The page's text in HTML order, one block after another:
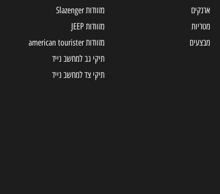
ארנקים
מטריות
מבצעים
מזוודות Slazenger
מזוודות JEEP
מזוודות american tourister
תיקי גב למחשב נייד
תיקי צד למחשב נייד